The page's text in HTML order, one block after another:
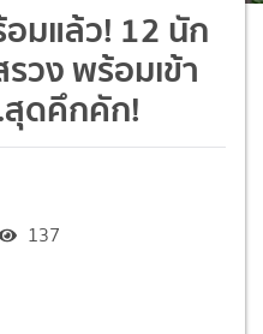
มแล้ว! 12 นัก
วง พร้อมเข้า
สุดคึกคัก!
137